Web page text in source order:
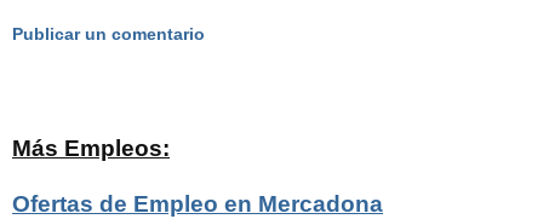
Publicar un comentario
Más Empleos:
Ofertas de Empleo en Mercadona